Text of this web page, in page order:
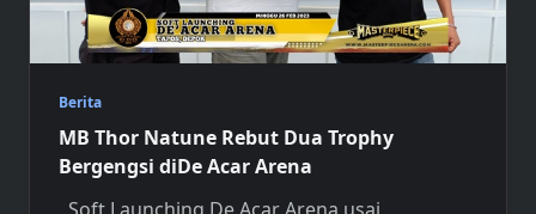
Berita
MB Thor Natune Rebut Dua Trophy
Bergengsi diDe Acar Arena